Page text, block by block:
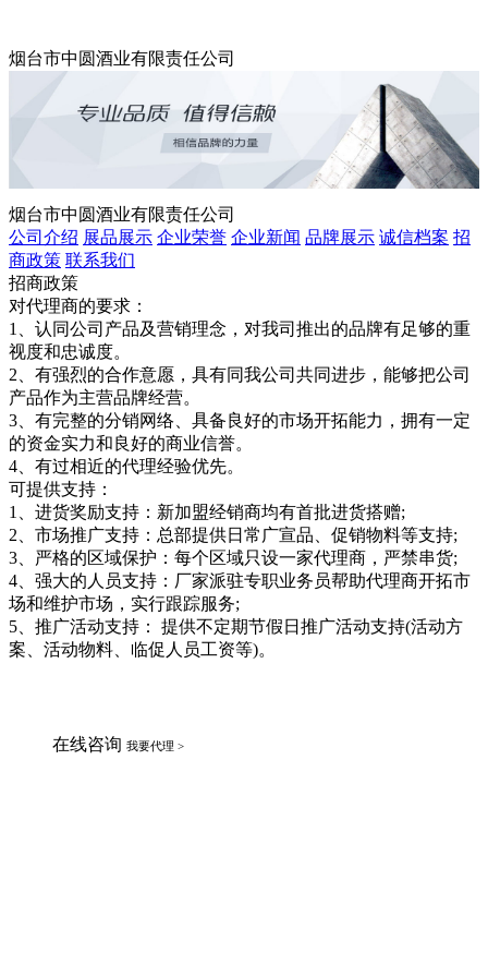
烟台市中圆酒业有限责任公司
烟台市中圆酒业有限责任公司
公司介绍 展品展示 企业荣誉 企业新闻 品牌展示 诚信档案 招
商政策 联系我们
招商政策
对代理商的要求：
1、认同公司产品及营销理念，对我司推出的品牌有足够的重
视度和忠诚度。
2、有强烈的合作意愿，具有同我公司共同进步，能够把公司
产品作为主营品牌经营。
3、有完整的分销网络、具备良好的市场开拓能力，拥有一定
的资金实力和良好的商业信誉。
4、有过相近的代理经验优先。
可提供支持：
1、进货奖励支持：新加盟经销商均有首批进货搭赠;
2、市场推广支持：总部提供日常广宣品、促销物料等支持;
3、严格的区域保护：每个区域只设一家代理商，严禁串货;
4、强大的人员支持：厂家派驻专职业务员帮助代理商开拓市
场和维护市场，实行跟踪服务;
5、推广活动支持： 提供不定期节假日推广活动支持(活动方
案、活动物料、临促人员工资等)。
在线咨询 我要代理 >